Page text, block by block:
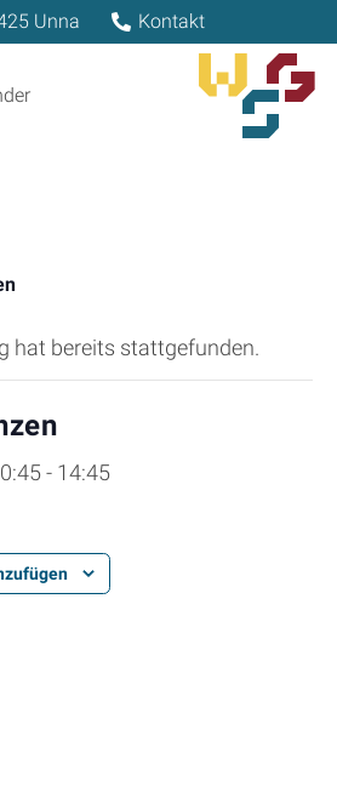
Unna Kontakt
hat bereits stattgefunden.
- 14:45